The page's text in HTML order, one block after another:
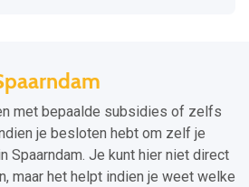
met bepaalde subsidies of zelfs
je besloten hebt om zelf je
Spaarndam. Je kunt hier niet direct
maar het helpt indien je weet welke